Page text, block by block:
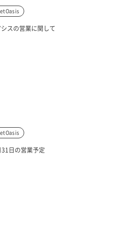
スの営業に関して
日の営業予定